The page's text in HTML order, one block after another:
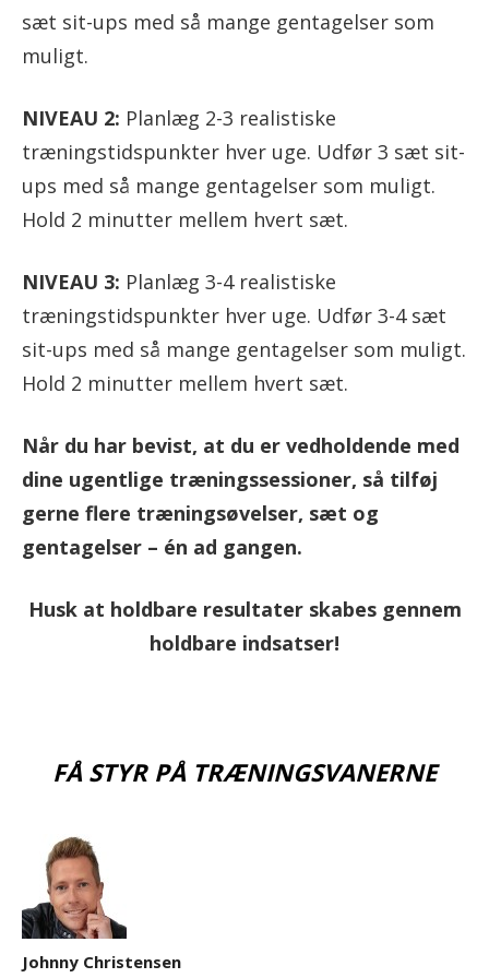
sæt sit-ups med så mange gentagelser som
muligt.
NIVEAU 2: Planlæg 2-3 realistiske
træningstidspunkter hver uge. Udfør 3 sæt sit-
ups med så mange gentagelser som muligt.
Hold 2 minutter mellem hvert sæt.
NIVEAU 3: Planlæg 3-4 realistiske
træningstidspunkter hver uge. Udfør 3-4 sæt
sit-ups med så mange gentagelser som muligt.
Hold 2 minutter mellem hvert sæt.
Når du har bevist, at du er vedholdende med
dine ugentlige træningssessioner, så tilføj
gerne flere træningsøvelser, sæt og
gentagelser – én ad gangen.
Husk at holdbare resultater skabes gennem
holdbare indsatser!
FÅ STYR PÅ TRÆNINGSVANERNE
Johnny Christensen